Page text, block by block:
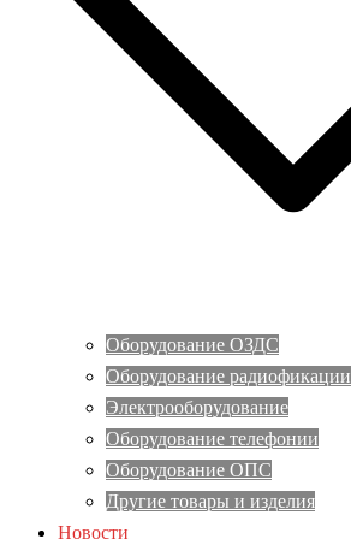
Оборудование ОЗДС
Оборудование радиофикации
Электрооборудование
Оборудование телефонии
Оборудование ОПС
Другие товары и изделия
Новости